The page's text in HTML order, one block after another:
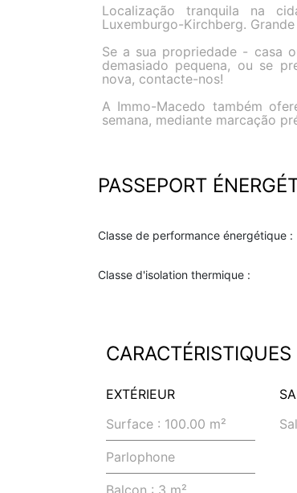
Localização tranquila na
Luxemburgo-Kirchberg.
Se a sua propriedade - casa
demasiado pequena, ou se
nova, contacte-nos!
A Immo-Macedo também
semana, mediante marcação
PASSEPORT
Classe de performance énergétique :
Classe d'isolation thermique :
EXTÉRIEUR
Surface : 100.00 m²
Parlophone
Balcon : 3 m²